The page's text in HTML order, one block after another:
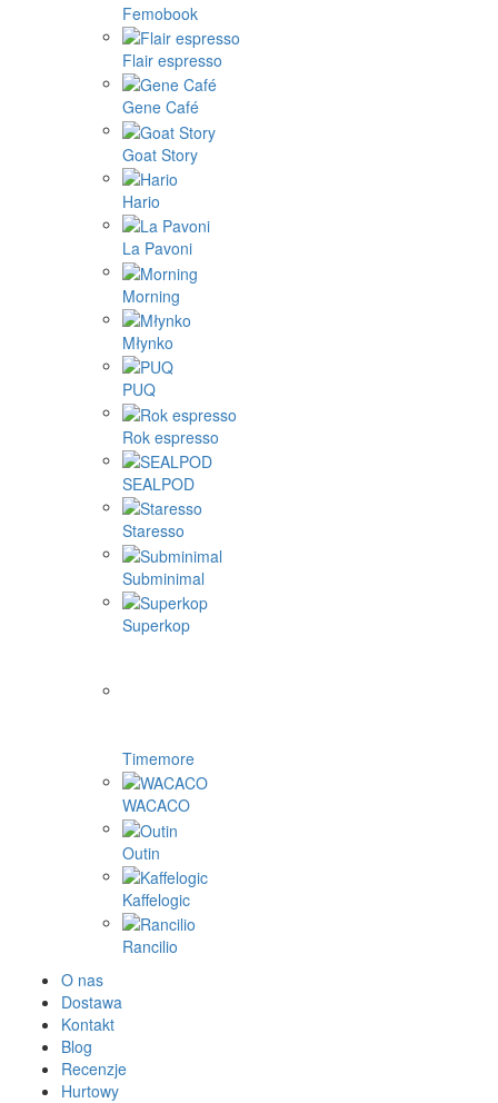
Femobook
Flair espresso
Gene Café
Goat Story
Hario
La Pavoni
Morning
Młynko
PUQ
Rok espresso
SEALPOD
Staresso
Subminimal
Superkop
Timemore
WACACO
Outin
Kaffelogic
Rancilio
O nas
Dostawa
Kontakt
Blog
Recenzje
Hurtowy